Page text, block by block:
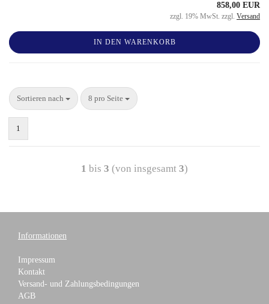
858,00 EUR
zzgl. 19% MwSt. zzgl. Versand
IN DEN WARENKORB
Sortieren nach 8 pro Seite
1
1 bis 3 (von insgesamt 3)
Informationen
Impressum
Kontakt
Versand- und Zahlungsbedingungen
AGB